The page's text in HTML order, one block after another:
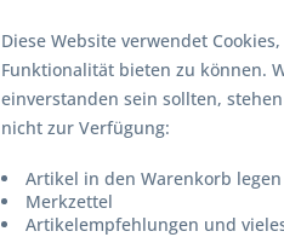
Diese Website verwendet
Funktionalität bieten zu können.
einverstanden sein sollten,
nicht zur Verfügung:
Artikel in den Warenkorb legen
Merkzettel
Artikelempfehlungen und